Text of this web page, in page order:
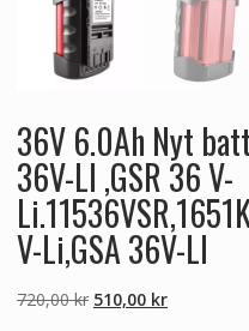
36V 6.0Ah Nyt
36V-LI ,GSR 36 V-
V-Li,GSA 36V-LI
720,00kr Den
510,00 krDen